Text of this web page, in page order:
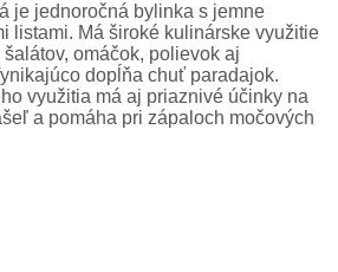
je jednoročná bylinka s jemne
listami. Má široké kulinárske využitie
omáčok, polievok aj
dopĺňa chuť paradajok.
využitia má aj priaznivé účinky na
a pomáha pri zápaloch močových